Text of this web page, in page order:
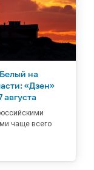
на
«Дзен»
чаще всего